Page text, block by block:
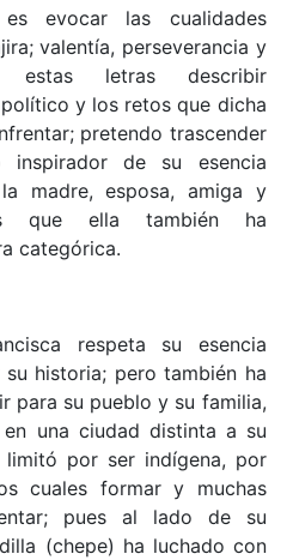
evocar las cualidades
valentía, perseverancia y
letras describir
y los retos que dicha
pretendo trascender
de su esencia
madre, esposa, amiga y
que ella también ha
categórica.
respeta su esencia
historia; pero también ha
para su pueblo y su familia,
una ciudad distinta a su
por ser indígena, por
cuales formar y muchas
pues al lado de su
(chepe) ha luchado con